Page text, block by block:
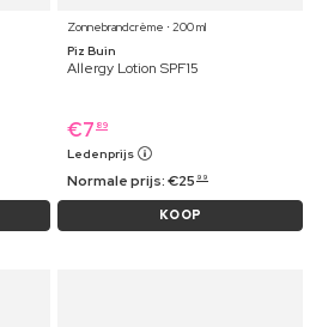
Zonnebrandcrème ⋅ 200 ml
Piz Buin
Allergy Lotion SPF15
€7 89
Ledenprijs
Normale prijs:€25 99
KOOP